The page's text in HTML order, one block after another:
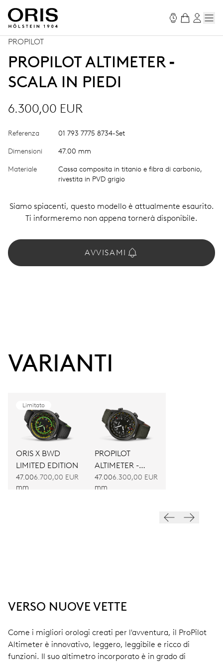
PROPILOT
PROPILOT ALTIMETER ‑
SCALA IN PIEDI
6.300,00 EUR
Referenza 01 793 7775 8734-Set
Dimensioni 47.00 mm
Materiale
Cassa composita in titanio e fibra di carbonio,
rivestita in PVD grigio
Siamo spiacenti, questo modello è attualmente esaurito.
Ti informeremo non appena tornerà disponibile.
AVVISAMI
VARIANTI
Limitato
ORIS X BWD
LIMITED EDITION
47.00
mm
6.700,00 EUR
PROPILOT
ALTIMETER -
SCALA IN METRI
47.00
mm
6.300,00 EUR
VERSO NUOVE VETTE
Come i migliori orologi creati per l'avventura, il ProPilot
Altimeter è innovativo, leggero, leggibile e ricco di
funzioni. Il suo altimetro incorporato è in grado di